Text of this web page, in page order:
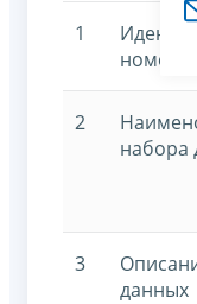
1
номер
2
набора
3
данных